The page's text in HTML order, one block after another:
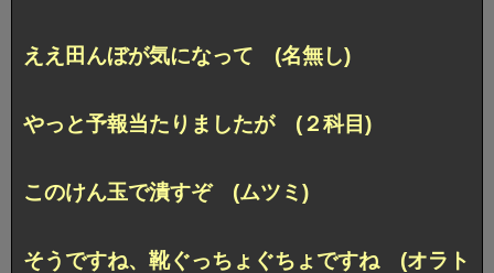
ええ田んぼが気になって (名無し)
やっと予報当たりましたが (２科目)
このけん玉で潰すぞ (ムツミ)
そうですね、靴ぐっちょぐちょですね (オラト